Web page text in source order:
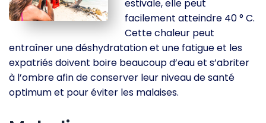
estivale, elle peut
facilement atteindre 40 ° C.
Cette chaleur peut
entraîner une déshydratation et une fatigue et les
expatriés doivent boire beaucoup d’eau et s’abriter
à l’ombre afin de conserver leur niveau de santé
optimum et pour éviter les malaises.